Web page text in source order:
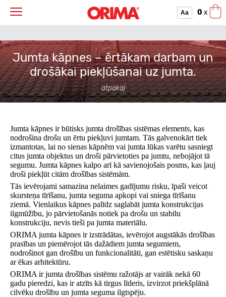
Aa 0 x
Jumta kāpnes – ērtākam darbam un
drošākai piekļūšanai uz jumta.
atpakaļ
Jumta kāpnes ir būtisks jumta drošības sistēmas elements, kas
nodrošina drošu un ērtu piekļuvi jumtam. Tās galvenokārt tiek
izmantotas, lai no sienas kāpnēm vai jumta lūkas varētu sasniegt
citus jumta objektus un droši pārvietoties pa jumtu, nebojājot tā
segumu. Jumta kāpnes kalpo arī kā savienojošais posms, kas ļauj
droši piekļūt citām drošības sistēmām.
Tās ievērojami samazina nelaimes gadījumu risku, īpaši veicot
skursteņa tīrīšanu, jumta seguma apkopi vai sniega tīrīšanu
ziemā. Vienlaikus kāpnes palīdz saglabāt jumta konstrukcijas
ilgmūžību, jo pārvietošanās notiek pa drošu un stabilu
konstrukciju, nevis tieši pa jumta materiālu.
ORIMA jumta kāpnes ir izstrādātas, ievērojot augstākās drošības
prasības un piemērojot tās dažādiem jumta segumiem,
nodrošinot gan drošību un funkcionalitāti, gan estētisku saskaņu
ar ēkas arhitektūru.
ORIMA ir jumta drošības sistēmu ražotājs ar vairāk nekā 60
gadu pieredzi, kas ir atzīts kā tirgus līderis, izvirzot priekšplānā
cilvēku drošību un jumta seguma ilgtspēju.